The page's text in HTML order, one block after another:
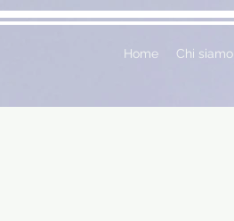
Home Chi siamo